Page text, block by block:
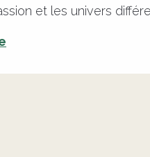
et les univers